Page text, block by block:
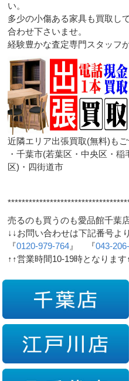
い。
多少の小傷ある家具も買取し
合わせ下さいませ。
経験豊かな査定専門スタッフ
近隣エリア出張買取(無料)もご
・千葉市(若葉区・中央区・
区)・四街道市
売るのも買うのも愛品館千葉
↓↓お問い合わせは下記番号よ
『0120-979-764』 『043-
↑↑営業時間10-19時となります